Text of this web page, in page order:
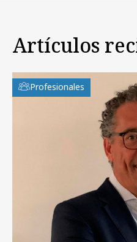
Artículos
Profesionales